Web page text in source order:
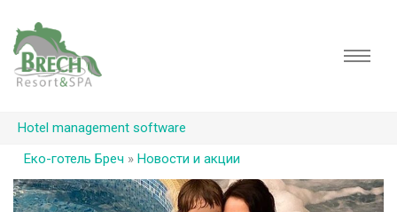
Hotel management software
Еко-готель Бреч » Новости и акции